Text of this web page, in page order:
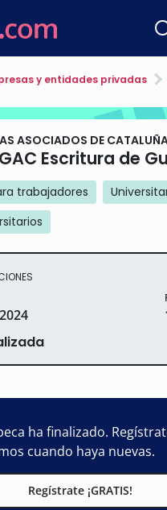
y entidades privadas
ASOCIADOS DE
Escritura de
trabajadores
ha finalizado.
cuando haya nuevas.
Regístrate ¡GRATIS!